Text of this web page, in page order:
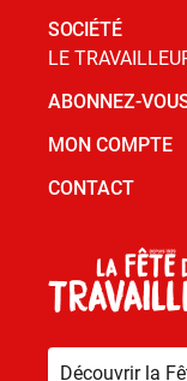
SOCIÉTÉ
LE
ABONNEZ-
MON COMPTE
CONTACT
Découvrir la